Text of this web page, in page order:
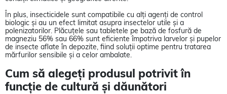
În plus, insecticidele sunt compatibile cu alți agenți de control
biologic și au un efect limitat asupra insectelor utile și a
polenizatorilor. Plăcuțele sau tabletele pe bază de fosfură de
magneziu 56% sau 66% sunt eficiente împotriva larvelor și pupelor
de insecte aflate în depozite, fiind soluții optime pentru tratarea
mărfurilor sensibile și a celor ambalate.
Cum să alegeți produsul potrivit în
funcție de cultură și dăunători